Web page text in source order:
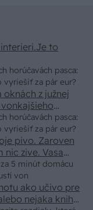
horúčavách pasca:
vyriešiť za pár eur?
to
horúčavách pasca:
vyriešiť za pár eur?
z južnej
Čínsky
5 minút domácu
von
pivo. Zaroven
nic zive. Vasa
slimaky
ako učivo pre